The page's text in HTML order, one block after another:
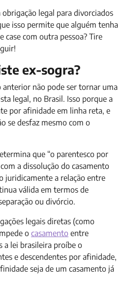
legal para divorciados
isso permite que alguém tenha
case com outra pessoa? Tire
ex-sogra?
anterior não pode ser tornar uma
legal, no Brasil. Isso porque a
por afinidade em linha reta, e
se desfaz mesmo com o
que “o parentesco por
a dissolução do casamento
juridicamente a relação entre
válida em termos de
ou divórcio.
legais diretas (como
o casamento entre
a lei brasileira proíbe o
e descendentes por afinidade,
seja de um casamento já